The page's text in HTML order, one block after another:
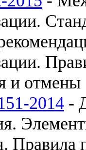
и отмены
2014 -
Правила